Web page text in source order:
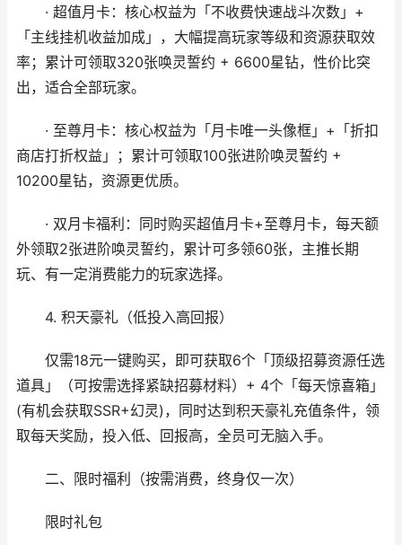
· 超值月卡：核心权益为「不收费快速战斗次数」+
「主线挂机收益加成」，大幅提高玩家等级和资源获取效
率；累计可领取320张唤灵誓约 + 6600星钻，性价比突
出，适合全部玩家。
· 至尊月卡：核心权益为「月卡唯一头像框」+「折扣
商店打折权益」；累计可领取100张进阶唤灵誓约 +
10200星钻，资源更优质。
· 双月卡福利：同时购买超值月卡+至尊月卡，每天额
外领取2张进阶唤灵誓约，累计可多领60张，主推长期
玩、有一定消费能力的玩家选择。
4. 积天豪礼（低投入高回报）
仅需18元一键购买，即可获取6个「顶级招募资源任选
道具」（可按需选择紧缺招募材料）+ 4个「每天惊喜箱」
(有机会获取SSR+幻灵)，同时达到积天豪礼充值条件，领
取每天奖励，投入低、回报高，全员可无脑入手。
二、限时福利（按需消费，终身仅一次）
限时礼包